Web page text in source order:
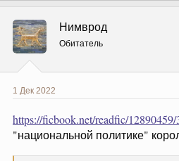
ц
и
и
:
Нимврод
Обитатель
1 Дек 2022
https://ficbook.net/readfic/
"национальной политике"